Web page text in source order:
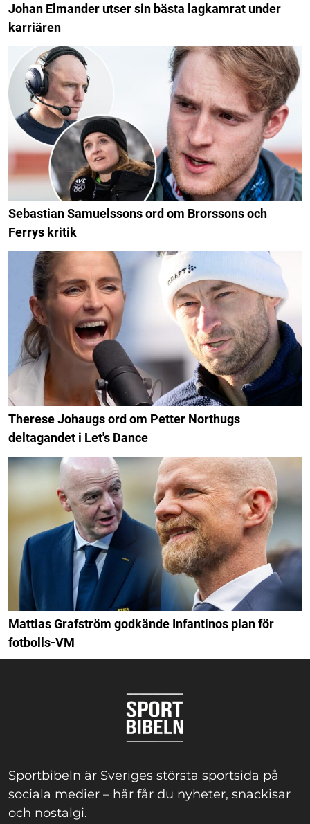
Johan Elmander utser sin bästa lagkamrat under
karriären
Sebastian Samuelssons ord om Brorssons och
Ferrys kritik
Therese Johaugs ord om Petter Northugs
deltagandet i Let's Dance
Mattias Grafström godkände Infantinos plan för
fotbolls-VM
Sportbibeln är Sveriges största sportsida på
sociala medier – här får du nyheter, snackisar
och nostalgi.